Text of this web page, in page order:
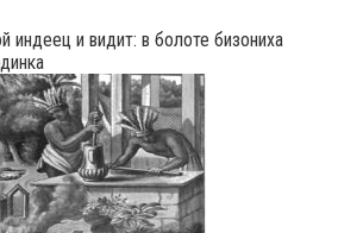
индеец и видит: в болоте бизониха